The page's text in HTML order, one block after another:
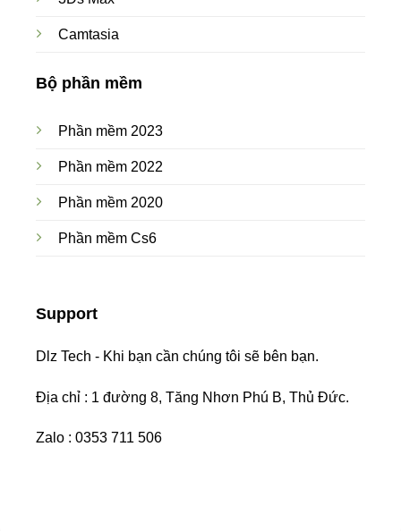
Camtasia
Bộ phần mềm
Phần mềm 2023
Phần mềm 2022
Phần mềm 2020
Phần mềm Cs6
Support
Dlz Tech - Khi bạn cần chúng tôi sẽ bên bạn.
Địa chỉ : 1 đường 8, Tăng Nhơn Phú B, Thủ Đức.
Zalo : 0353 711 506